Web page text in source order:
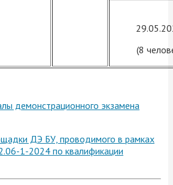
(8
демонстрационного экзамена
ДЭ БУ, проводимого в рамках
1-2024 по квалификации